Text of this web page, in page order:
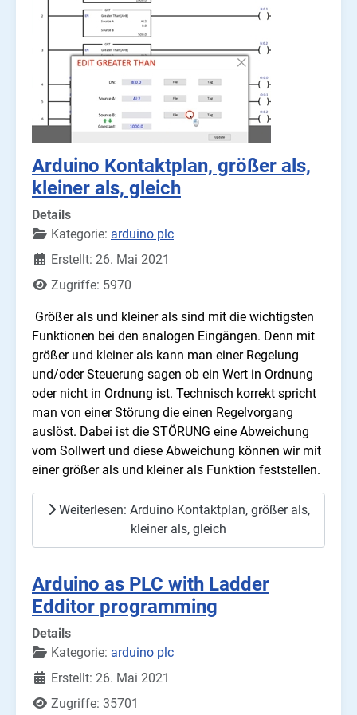
Arduino Kontaktplan, größer als,
kleiner als, gleich
Details
Kategorie: arduino plc
Erstellt: 26. Mai 2021
Zugriffe: 5970
Größer als und kleiner als sind mit die wichtigsten
Funktionen bei den analogen Eingängen. Denn mit
größer und kleiner als kann man einer Regelung
und/oder Steuerung sagen ob ein Wert in Ordnung
oder nicht in Ordnung ist. Technisch korrekt spricht
man von einer Störung die einen Regelvorgang
auslöst. Dabei ist die STÖRUNG eine Abweichung
vom Sollwert und diese Abweichung können wir mit
einer größer als und kleiner als Funktion feststellen.
Weiterlesen: Arduino Kontaktplan, größer als,
kleiner als, gleich
Arduino as PLC with Ladder
Edditor programming
Details
Kategorie: arduino plc
Erstellt: 26. Mai 2021
Zugriffe: 35701